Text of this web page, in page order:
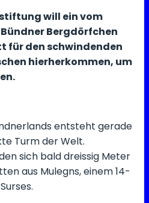
will ein vom
Bergdörfchen
für den schwindenden
hierherkommen, um
entsteht gerade
Turm der Welt.
sich bald dreissig Meter
aus Mulegns, einem 14-